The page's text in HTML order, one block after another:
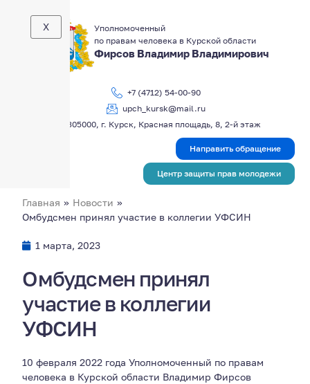
Уполномоченный
по правам человека в Курской области
Фирсов Владимир Владимирович
+7 (4712) 54-00-90
upch_kursk@mail.ru
305000, г. Курск, Красная площадь, 8, 2-й этаж
X
Направить обращение
Центр защиты прав молодежи
Главная » Новости »
Омбудсмен принял участие в коллегии УФСИН
1 марта, 2023
Омбудсмен принял
участие в коллегии
УФСИН
10 февраля 2022 года Уполномоченный по правам
человека в Курской области Владимир Фирсов